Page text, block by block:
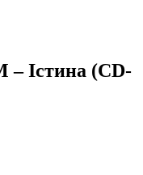
Істина (CD-